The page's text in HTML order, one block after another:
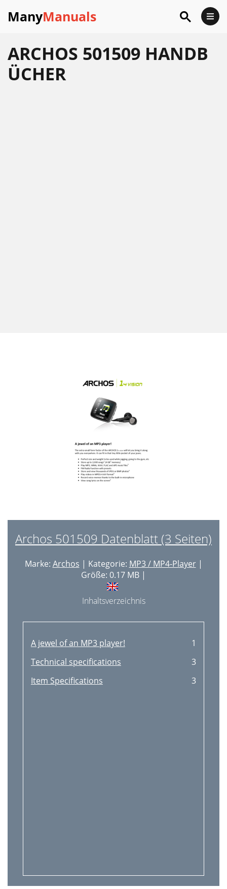
ManyManuals
ARCHOS 501509 HANDB
ÜCHER
Archos 501509 Datenblatt (3 Seiten)
Marke: Archos | Kategorie: MP3 / MP4-Player|
Größe: 0.17 MB |
Inhaltsverzeichnis
A jewel of an MP3 player!
1
Technical specifications
3
Item Specifications
3